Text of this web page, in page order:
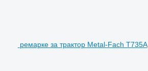
ремарке за трактор Metal-Fach T735A